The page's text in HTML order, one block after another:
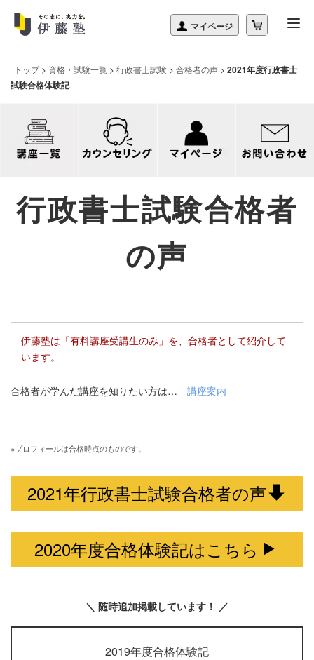
トップ> 資格・試験一覧 > 行政書士試験 > 合格者の声 > 2021年度行政書士
試験合格体験記
行政書士試験合格者
の声
伊藤塾は「有料講座受講生のみ」を、合格者として紹介して
います。
合格者が学んだ講座を知りたい方は… 講座案内
※プロフィールは合格時点のものです。
2021年行政書士試験合格者の声
2020年度合格体験記はこちら
＼ 随時追加掲載しています！ ／
2019年度合格体験記